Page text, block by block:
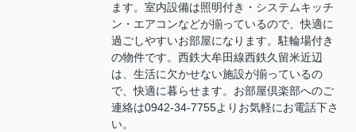
ます。室内設備は照明付き・システムキッチ
ン・エアコンなどが揃っているので、快適に
過ごしやすいお部屋になります。駐輪場付き
の物件です。西鉄大牟田線西鉄久留米近辺
は、生活に欠かせない施設が揃っているの
で、快適に暮らせます。お部屋倶楽部へのご
連絡は0942-34-7755よりお気軽にお電話下さ
い。